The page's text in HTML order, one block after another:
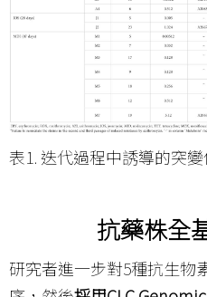
表1. 迭代過程中誘導的突
抗藥株全
研究者進一步對5種抗生物